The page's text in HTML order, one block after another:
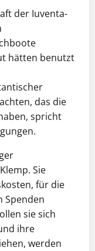
der Iuventa-
hätten benutzt
das die
spricht
Sie
für die
Spenden
sie sich
ihre
werden